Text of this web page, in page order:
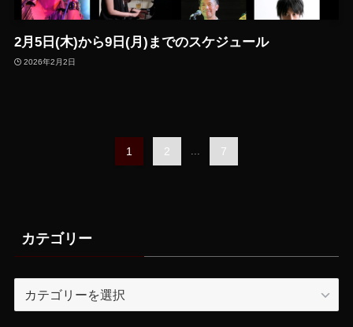
2月5日(木)から9日(月)までのスケジュール
2026年2月2日
1 2 ... 7
カテゴリー
テ